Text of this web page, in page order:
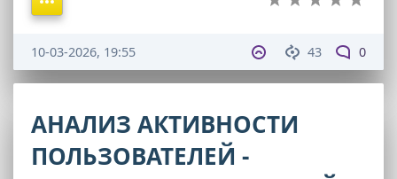
43 0
10-03-2026, 19:55
АНАЛИЗ АКТИВНОСТИ
ПОЛЬЗОВАТЕЛЕЙ -